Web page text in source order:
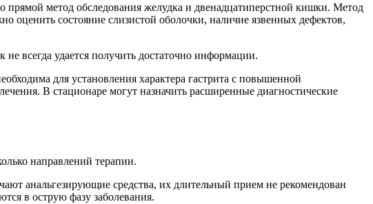
прямой метод обследования желудка и двенадцатиперстной кишки. Метод
оценить состояние слизистой оболочки, наличие язвенных дефектов,
всегда удается получить достаточно информации.
для установления характера гастрита с повышенной
В стационаре могут назначить расширенные диагностические
направлений терапии.
анальгезирующие средства, их длительный прием не рекомендован
в острую фазу заболевания.